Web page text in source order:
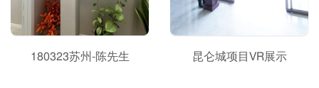
180323苏州-陈先生 昆仑城项目VR展示